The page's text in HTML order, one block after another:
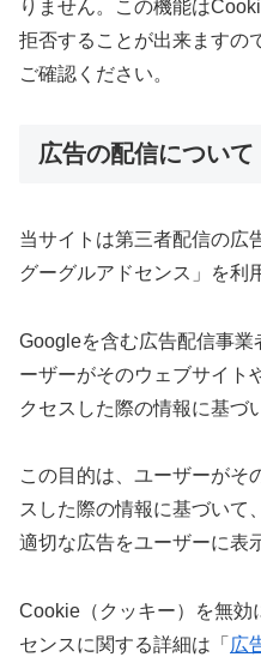
りません。この機能は
拒否することが出来ますの
ご確認ください。
広告の配信について
当サイトは第三者配信の広
グーグルアドセンス」を利
Googleを含む広告配信事
ーザーがそのウェブサイト
クセスした際の情報に基づ
この目的は、ユーザーがそ
スした際の情報に基づいて
適切な広告をユーザーに表
Cookie（クッキー）を無効
センスに関する詳細は「 広